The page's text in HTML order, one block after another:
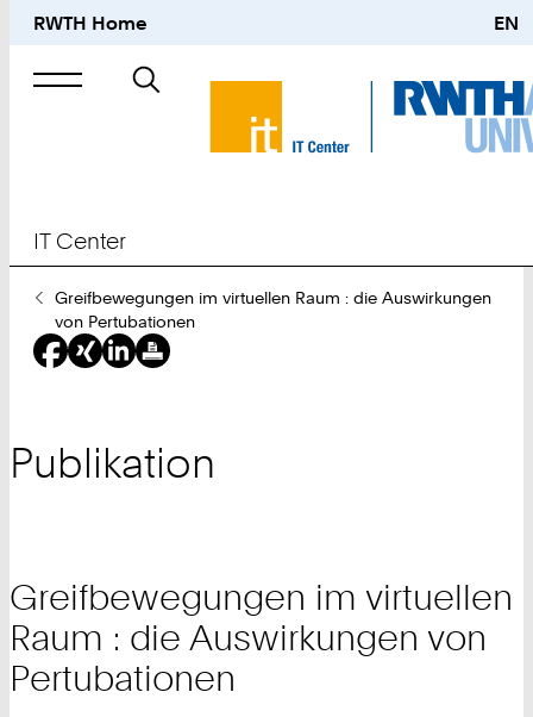
RWTH Home EN
Suche
nach
IT Center
Sie
sind
hier:
Greifbewegungen im virtuellen Raum : die Auswirkungen
von Pertubationen
Publikation
Greifbewegungen im virtuellen
Raum : die Auswirkungen von
Pertubationen